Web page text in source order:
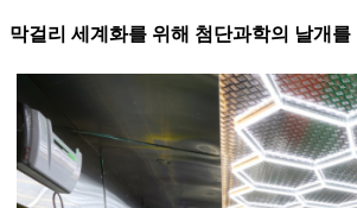
막걸리 세계화를 위해 첨단과학의 날개를